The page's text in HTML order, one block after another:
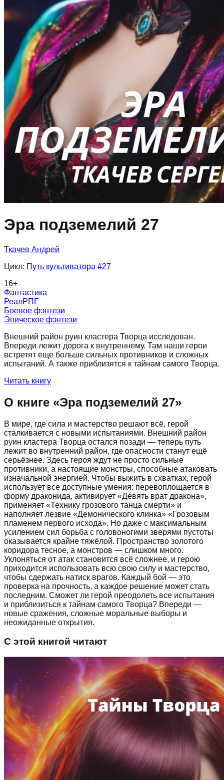
Эра подземелий 27
Ткачев Андрей
Цикл: Путь культиватора #27
16+
Фантастика
РеалРПГ
Боевое фэнтези
Эпическое фэнтези
Внешний район руин кластера Творца исследован.
Впереди лежит дорога к внутреннему. Там наши герои
встретят еще больше сильных противников и сложных
испытаний. А также приблизятся к тайнам самого Творца.
Читать книгу
О книге «Эра подземелий 27»
В мире, где сила и мастерство решают всё, герой
сталкивается с новыми испытаниями. Внешний район
руин кластера Творца остался позади — теперь путь
лежит во внутренний район, где опасности станут ещё
серьёзнее. Здесь героя ждут не просто сильные
противники, а настоящие монстры, способные атаковать
изначальной энергией. Чтобы выжить в схватках, герой
использует все доступные умения: перевоплощается в
форму драконида, активирует «Девять врат дракона»,
применяет «Технику грозового танца смерти» и
наполняет лезвие «Демонического клинка» «Грозовым
пламенем первого исхода». Но даже с максимальным
усилением сил борьба с головоногими зверями пустоты
оказывается крайне тяжёлой. Пространство золотого
коридора тесное, а монстров — слишком много.
Уклоняться от атак становится всё сложнее, и герою
приходится использовать всю свою силу и мастерство,
чтобы сдержать натиск врагов. Каждый бой — это
проверка на прочность, а каждое решение может стать
последним. Сможет ли герой преодолеть все испытания
и приблизиться к тайнам самого Творца? Впереди —
новые сражения, сложные моральные выборы и
неожиданные открытия.
С этой книгой читают